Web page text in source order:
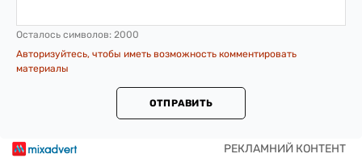
Осталось символов: 2000
Авторизуйтесь, чтобы иметь возможность комментировать
материалы
ОТПРАВИТЬ